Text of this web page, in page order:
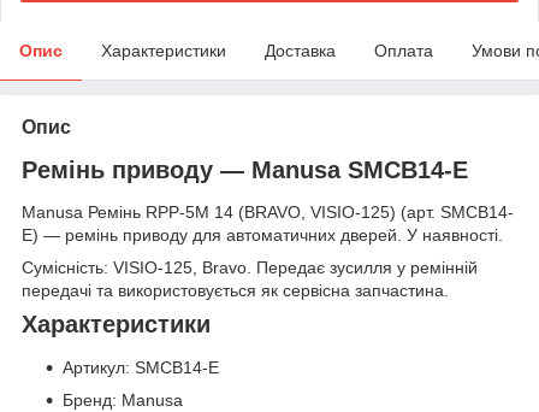
Опис Характеристики Доставка Оплата Умови
Опис
Ремінь приводу — Manusa SMCB14-E
Manusa Ремінь RPP-5M 14 (BRAVO, VISIO-125) (арт. SMCB14-
E) — ремінь приводу для автоматичних дверей. У наявності.
Сумісність: VISIO-125, Bravo. Передає зусилля у ремінній
передачі та використовується як сервісна запчастина.
Характеристики
Артикул: SMCB14-E
Бренд: Manusa